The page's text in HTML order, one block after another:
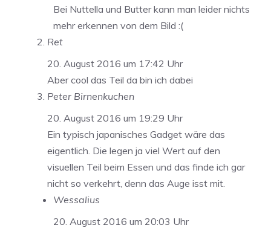
Bei Nuttella und Butter kann man leider nichts
mehr erkennen von dem Bild :(
Ret
20. August 2016 um 17:42 Uhr
Aber cool das Teil da bin ich dabei
Peter Birnenkuchen
20. August 2016 um 19:29 Uhr
Ein typisch japanisches Gadget wäre das
eigentlich. Die legen ja viel Wert auf den
visuellen Teil beim Essen und das finde ich gar
nicht so verkehrt, denn das Auge isst mit.
Wessalius
20. August 2016 um 20:03 Uhr